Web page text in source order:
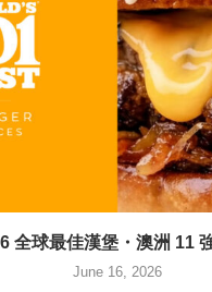
全球最佳漢堡・澳洲 11
June 16, 2026